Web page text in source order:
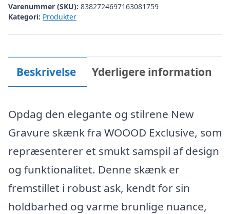
Varenummer (SKU): 8382724697163081759
Kategori: Produkter
Beskrivelse Yderligere information
Opdag den elegante og stilrene New
Gravure skænk fra WOOOD Exclusive, som
repræsenterer et smukt samspil af design
og funktionalitet. Denne skænk er
fremstillet i robust ask, kendt for sin
holdbarhed og varme brunlige nuance,